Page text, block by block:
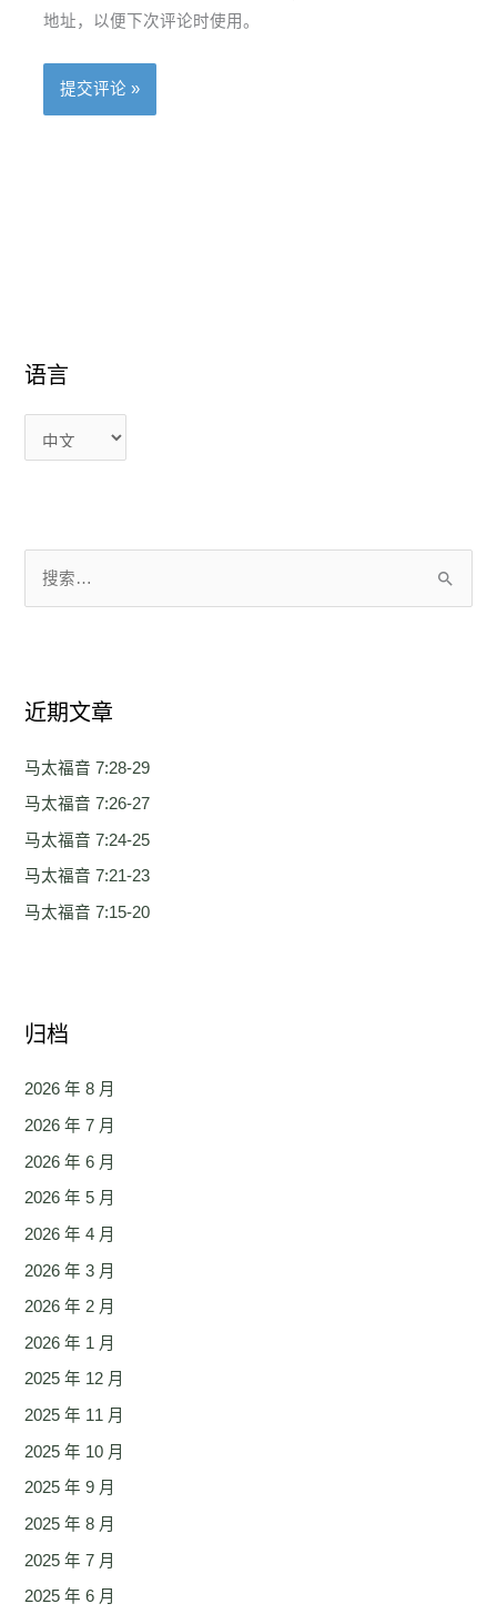
地址，以便下次评论时使用。
语言
言
近期文章
马太福音 7:28-29
马太福音 7:26-27
马太福音 7:24-25
马太福音 7:21-23
马太福音 7:15-20
归档
2026 年 8 月
2026 年 7 月
2026 年 6 月
2026 年 5 月
2026 年 4 月
2026 年 3 月
2026 年 2 月
2026 年 1 月
2025 年 12 月
2025 年 11 月
2025 年 10 月
2025 年 9 月
2025 年 8 月
2025 年 7 月
2025 年 6 月
言